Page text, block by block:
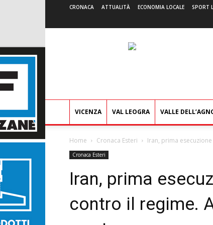
CRONACA ATTUALITÀ ECONOMIA LOCALE SPORT
VICENZA VAL LEOGRA VALLE
Home Cronaca Esteri Iran, prima
Cronaca Esteri
Iran, prima
contro il regime.